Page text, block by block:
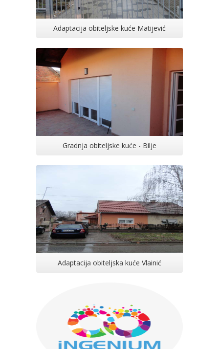
Adaptacija obiteljske kuće Matijević
Gradnja obiteljske kuće - Bilje
Adaptacija obiteljska kuće Vlainić